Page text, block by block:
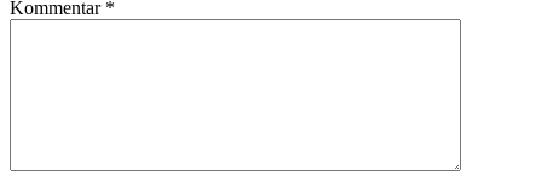
Kommentar *